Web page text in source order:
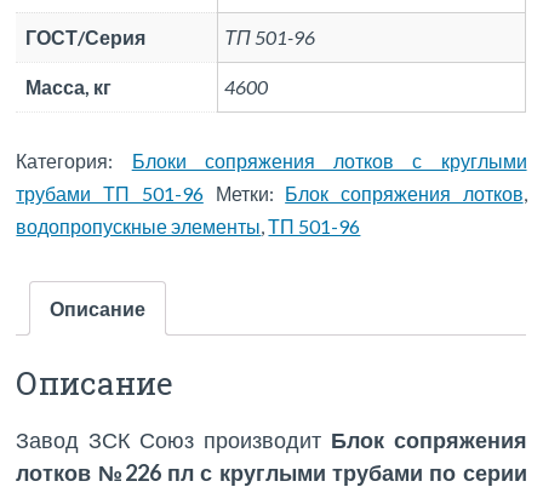
ГОСТ/Серия ТП 501-96
Масса, кг 4600
Категория: Блоки сопряжения лотков с круглыми
трубами ТП 501-96 Метки: Блок сопряжения лотков
водопропускные элементы ,ТП 501-96
Описание
Описание
Завод ЗСК Союз производитБлок сопряжения
лотков №226 пл с круглыми трубами по серии